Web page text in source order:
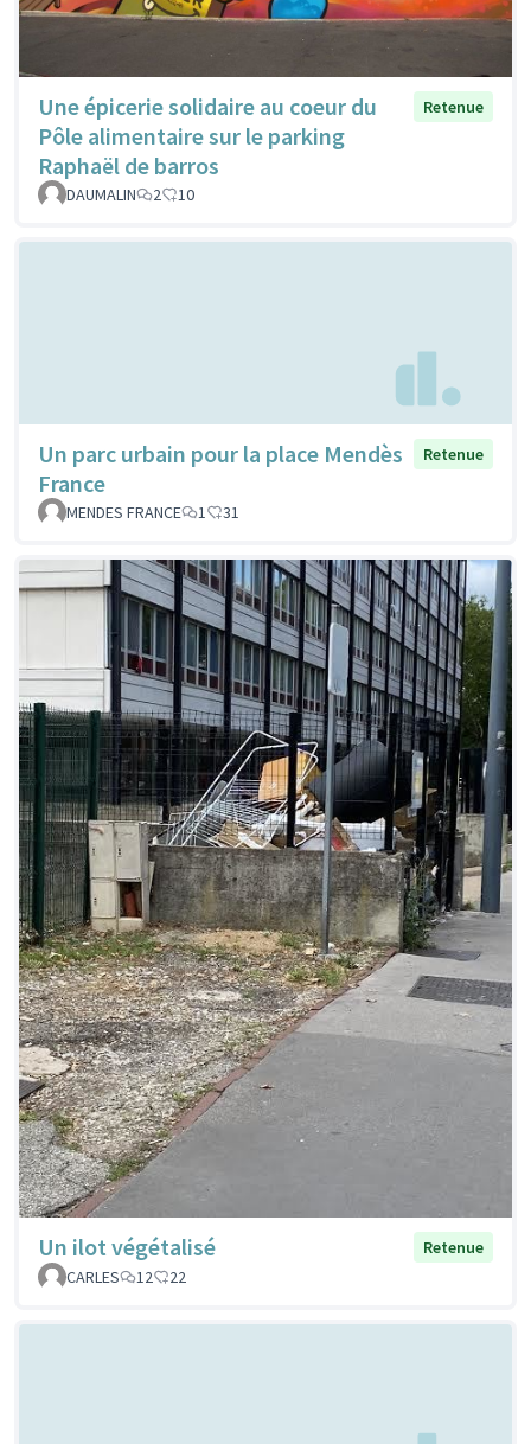
Une épicerie solidaire au coeur du
Pôle alimentaire sur le parking
Raphaël de barros
Retenue
DAUMALIN 2 10
Un parc urbain pour la place Mendès
France
Retenue
MENDES FRANCE 1 31
Un ilot végétalisé
Retenue
CARLES
12 22